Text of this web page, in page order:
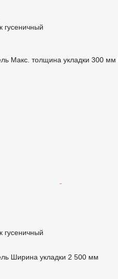
гусеничный
Макс. толщина укладки 300 мм
гусеничный
Ширина укладки 2 500 мм